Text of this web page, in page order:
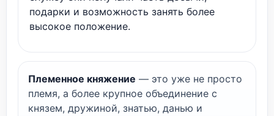
подарки и возможность занять более
высокое положение.
Племенное княжение — это уже не просто
племя, а более крупное объединение с
князем, дружиной, знатью, данью и